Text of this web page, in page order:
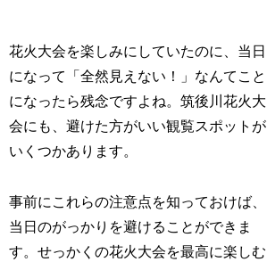
花火大会を楽しみにしていたのに、当日
になって「全然見えない！」なんてこと
になったら残念ですよね。筑後川花火大
会にも、避けた方がいい観覧スポットが
いくつかあります。
事前にこれらの注意点を知っておけば、
当日のがっかりを避けることができま
す。せっかくの花火大会を最高に楽しむ